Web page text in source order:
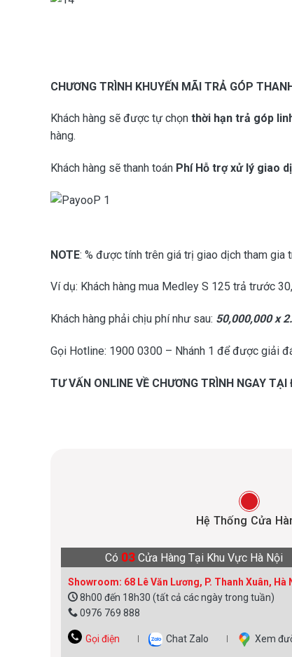
CHƯƠNG TRÌNH KHUYẾN MÃI TRẢ GÓP
Khách hàng sẽ được tự chọn thời hạn trả góp
hàng.
Khách hàng sẽ thanh toán Phí Hỗ trợ xử lý giao
NOTE: % được tính trên giá trị giao dịch tham gia
Ví dụ: Khách hàng mua Medley S 125 trả trước
Khách hàng phải chịu phí như sau: 50,000,000 x
Gọi Hotline: 1900 0300 – Nhánh 1 để được giải
TƯ VẤN ONLINE VỀ CHƯƠNG TRÌNH NGAY TẠI
Hệ Thống Cửa
Có 03 Cửa Hàng Tại Khu Vực Hà Nội
Showroom: 68 Lê Văn Lương, P. Thanh Xuân, Hà
8h00 đến 18h30 (tất cả các ngày trong tuần)
0976 769 888
Gọi điện Chat Zalo Xem